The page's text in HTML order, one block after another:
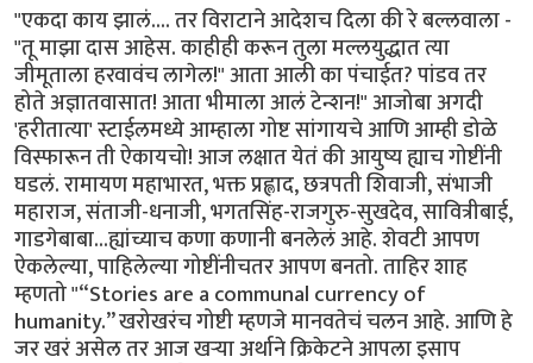
"एकदा काय झालं.... तर विराटाने आदेशच दिला की रे बल्लवाला -
"तू माझा दास आहेस. काहीही करून तुला मल्लयुद्धात त्या
जीमूताला हरवावंच लागेल!" आता आली का पंचाईत? पांडव तर
होते अज्ञातवासात! आता भीमाला आलं टेन्शन!" आजोबा अगदी
'हरीतात्या' स्टाईलमध्ये आम्हाला गोष्ट सांगायचे आणि आम्ही डोळे
विस्फारून ती ऐकायचो! आज लक्षात येतं की आयुष्य ह्याच गोष्टींनी
घडलं. रामायण महाभारत, भक्त प्रह्लाद, छत्रपती शिवाजी, संभाजी
महाराज, संताजी-धनाजी, भगतसिंह-राजगुरु-सुखदेव, सावित्रीबाई,
गाडगेबाबा...ह्यांच्याच कणा कणानी बनलेलं आहे. शेवटी आपण
ऐकलेल्या, पाहिलेल्या गोष्टींनीचतर आपण बनतो. ताहिर शाह
म्हणतो "“Stories are a communal currency of
humanity.” खरोखरंच गोष्टी म्हणजे मानवतेचं चलन आहे. आणि हे
जर खरं असेल तर आज खर्‍या अर्थाने क्रिकेटने आपला इसाप